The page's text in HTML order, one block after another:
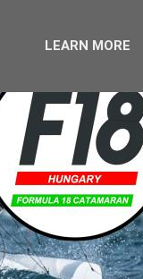
LEARN MORE